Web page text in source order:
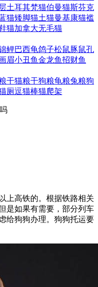
土耳其梵猫伯曼猫斯芬克
猫矮脚猫土猫曼基康猫褴
猫加拿大无毛猫
鲤巴西龟鸽子松鼠豚鼠孔
眉小丑鱼金龙鱼招财鱼
干猫粮干狗粮龟粮兔粮狗
厕逗猫棒猫爬架
上高铁的。根据铁路相关
是如果有需要，部分列车
给狗狗办理。狗狗托运要